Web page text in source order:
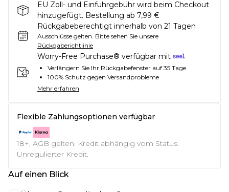
EU Zoll- und Einfuhrgebühr wird beim Checkout
hinzugefügt. Bestellung ab 7,99 €
Rückgabeberechtigt innerhalb von 21 Tagen
Ausschlüsse gelten. Bitte sehen Sie unsere
Rückgaberichtlinie
Worry-Free Purchase® verfügbar mit
Verlängern Sie Ihr Rückgabefenster auf 35 Tage
100% Schutz gegen Versandprobleme
Mehr erfahren
Flexible Zahlungsoptionen verfügbar
18+, AGB gelten. Kredit abhängig vom Status.
Unregulierter Kredit.
Auf einen Blick